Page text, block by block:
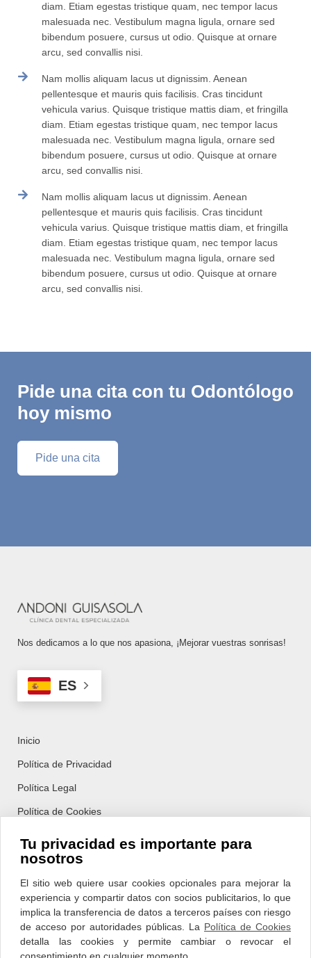
diam. Etiam egestas tristique quam, nec tempor lacus
malesuada nec. Vestibulum magna ligula, ornare sed
bibendum posuere, cursus ut odio. Quisque at ornare
arcu, sed convallis nisi.
Nam mollis aliquam lacus ut dignissim. Aenean
pellentesque et mauris quis facilisis. Cras tincidunt
vehicula varius. Quisque tristique mattis diam, et fringilla
diam. Etiam egestas tristique quam, nec tempor lacus
malesuada nec. Vestibulum magna ligula, ornare sed
bibendum posuere, cursus ut odio. Quisque at ornare
arcu, sed convallis nisi.
Nam mollis aliquam lacus ut dignissim. Aenean
pellentesque et mauris quis facilisis. Cras tincidunt
vehicula varius. Quisque tristique mattis diam, et fringilla
diam. Etiam egestas tristique quam, nec tempor lacus
malesuada nec. Vestibulum magna ligula, ornare sed
bibendum posuere, cursus ut odio. Quisque at ornare
arcu, sed convallis nisi.
Pide una cita con tu Odontólogo
hoy mismo
Pide una cita
Nos dedicamos a lo que nos apasiona, ¡Mejorar vuestras sonrisas!
ES
Inicio
Política de Privacidad
Política Legal
Política de Cookies
HORARIO:
V-S 08:00h – 15:00h
EIBAR: Travesía Ibarbea s/n, 20600,
Eibar, Gipuzkoa
BERRIZ:Geltoki Kalea, 7, 48240 Olakueta, Bizkaia
Tu privacidad es importante para
nosotros
El sitio web quiere usar cookies opcionales para mejorar la
experiencia y compartir datos con socios publicitarios, lo que
implica la transferencia de datos a terceros países con riesgo
de acceso por autoridades públicas. La Política de Cookies
detalla las cookies y permite cambiar o revocar el
consentimiento en cualquier momento.